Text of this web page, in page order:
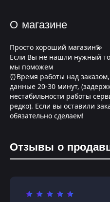
О магазине
Просто хороший магазин💫
Если Вы не нашли нужный
мы поможем
⏰Время работы над
данные 20-30 минут,
нестабильности работы
редко). Если вы оставили
обязательно сделаем!
Отзывы о